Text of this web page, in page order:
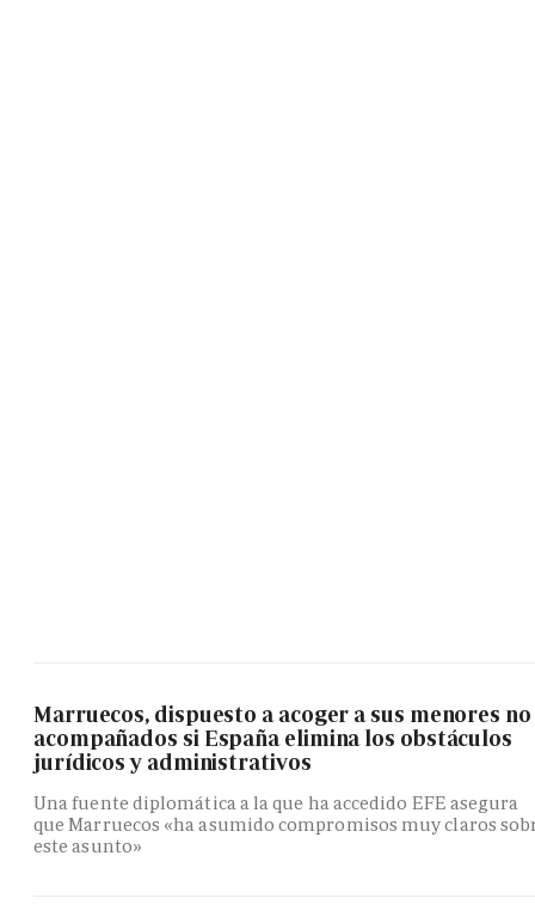
Marruecos, dispuesto a acoger a sus menores no
acompañados si España elimina los obstáculos
jurídicos y administrativos
Una fuente diplomática a la que ha accedido EFE asegura
que Marruecos «ha asumido compromisos muy claros
este asunto»